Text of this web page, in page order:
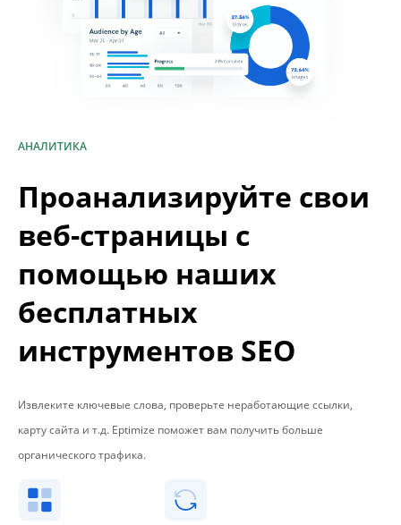
АНАЛИТИКА
Проанализируйте свои
веб-страницы с
помощью наших
бесплатных
инструментов SEO
Извлеките ключевые слова, проверьте неработающие ссылки,
карту сайта и т.д. Eptimize поможет вам получить больше
органического трафика.